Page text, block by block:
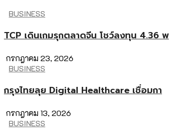
BUSINESS
TCP เดินเกมรุกตลาดจีน โชว์ลงทุน 4.36 พ
กรกฎาคม 23, 2026
BUSINESS
กรุงไทยลุย Digital Healthcare เชื่อมกา
กรกฎาคม 13, 2026
BUSINESS